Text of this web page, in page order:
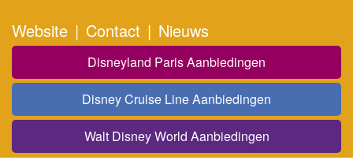
Website | Contact | Nieuws
Disneyland Paris Aanbiedingen
Disney Cruise Line Aanbiedingen
Walt Disney World Aanbiedingen